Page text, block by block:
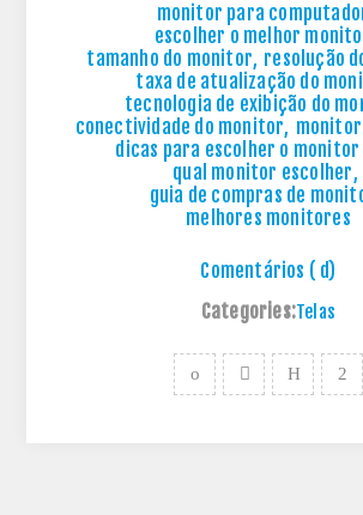
monitor para
escolher o melhor
tamanho do monitor, resolução
taxa de atualização do
tecnologia de exibição do
conectividade do monitor,
dicas para escolher o
qual monitor escolher,
guia de compras de
melhores monitores
Comentários ( d)
Categories:Telas